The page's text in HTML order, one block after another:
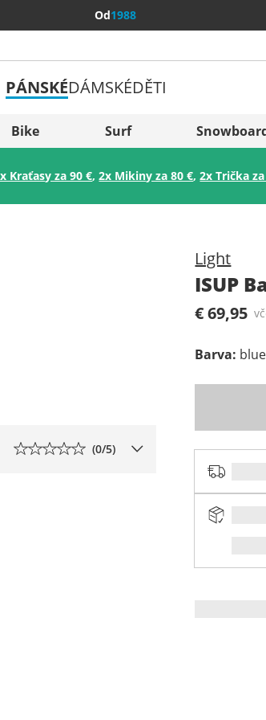
Od1988
PÁNSKÉDÁMSKÉDĚTI
Bike Surf
Kraťasy za 90 €,2x Mikiny za 80 €,2x Trička
Light
ISUP
€ 69,95
Barva:
(0/5)